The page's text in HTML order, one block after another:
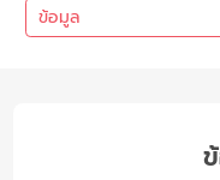
ข้อมูล